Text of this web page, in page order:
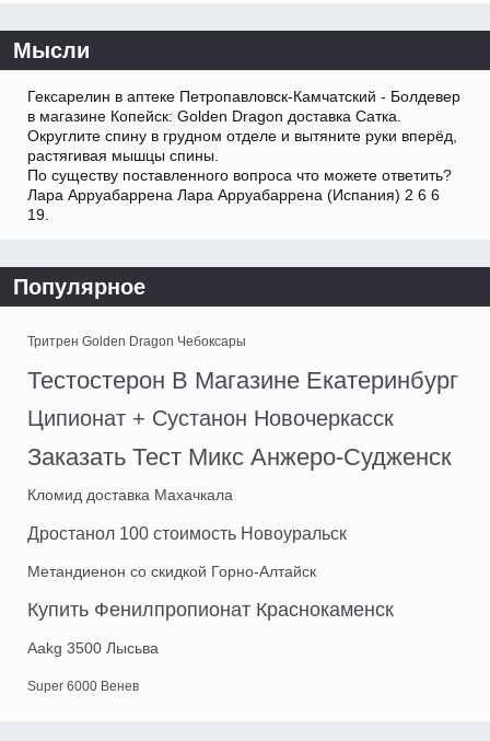
Мысли
Гексарелин в аптеке Петропавловск-Камчатский - Болдевер
в магазине Копейск: Golden Dragon доставка Сатка.
Округлите спину в грудном отделе и вытяните руки вперёд,
растягивая мышцы спины.
По существу поставленного вопроса что можете ответить?
Лара Арруабаррена Лара Арруабаррена (Испания) 2 6 6
19.
Популярное
Тритрен Golden Dragon Чебоксары
Тестостерон В Магазине Екатеринбург
Ципионат + Сустанон Новочеркасск
Заказать Тест Микс Анжеро-Судженск
Кломид доставка Махачкала
Дростанол 100 стоимость Новоуральск
Метандиенон со скидкой Горно-Алтайск
Купить Фенилпропионат Краснокаменск
Aakg 3500 Лысьва
Super 6000 Венев